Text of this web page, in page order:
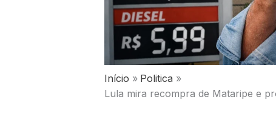
Início
Politica
Lula mira recompra de Mataripe e